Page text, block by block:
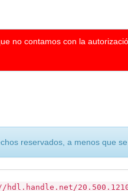
no contamos con la
reservados, a menos que